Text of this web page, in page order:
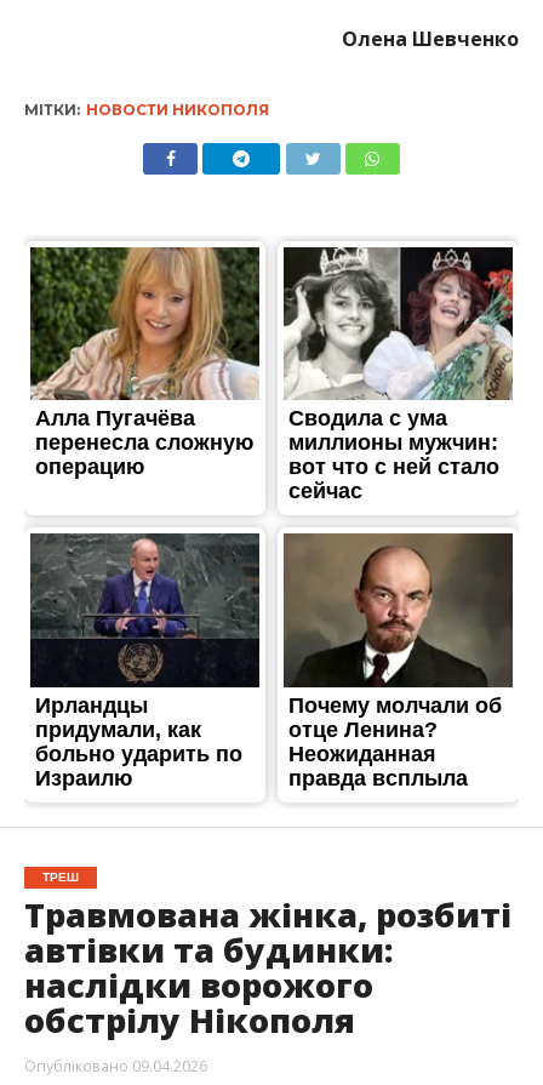
Олена Шевченко
МІТКИ: НОВОСТИ НИКОПОЛЯ
ТРЕШ
Травмована жінка, розбиті
автівки та будинки:
наслідки ворожого
обстрілу Нікополя
Опубліковано 09.04.2026